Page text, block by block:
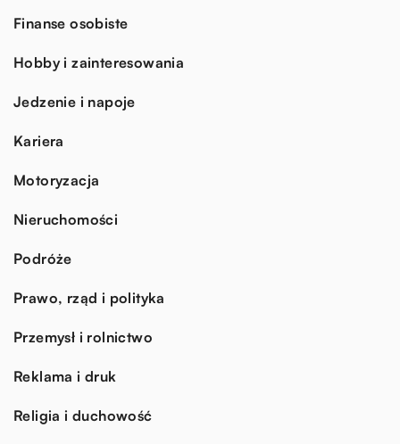
Finanse osobiste
Hobby i zainteresowania
Jedzenie i napoje
Kariera
Motoryzacja
Nieruchomości
Podróże
Prawo, rząd i polityka
Przemysł i rolnictwo
Reklama i druk
Religia i duchowość